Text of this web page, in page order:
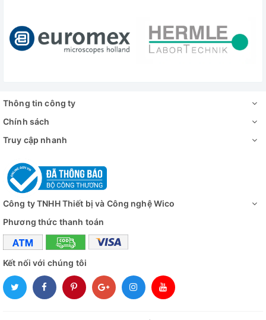
Thông tin công ty
Chính sách
Truy cập nhanh
Công ty TNHH Thiết bị và Công nghệ Wico
Phương thức thanh toán
Kết nối với chúng tôi